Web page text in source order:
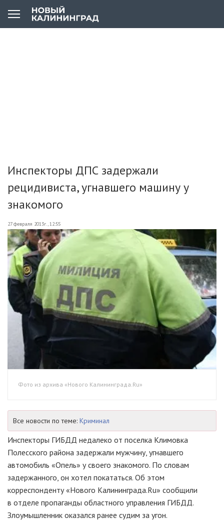
Инспекторы ДПС задержали
рецидивиста, угнавшего машину у
знакомого
27 февраля 2013г., 12:55
Фото из архива «Нового Калининграда.Ru»
Все новости по теме: Криминал
Инспекторы ГИБДД недалеко от поселка Климовка
Полесского района задержали мужчину, угнавшего
автомобиль «Опель» у своего знакомого. По словам
задержанного, он хотел покататься. Об этом
корреспонденту «Нового Калининграда.Ru» сообщили
в отделе пропаганды областного управления ГИБДД.
Злоумышленник оказался ранее судим за угон.